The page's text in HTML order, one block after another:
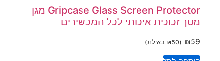
Gripcase Glass Screen Protector מגן
מסך זכוכית איכותי לכל המכשירים
₪59
(
₪50 באילת)